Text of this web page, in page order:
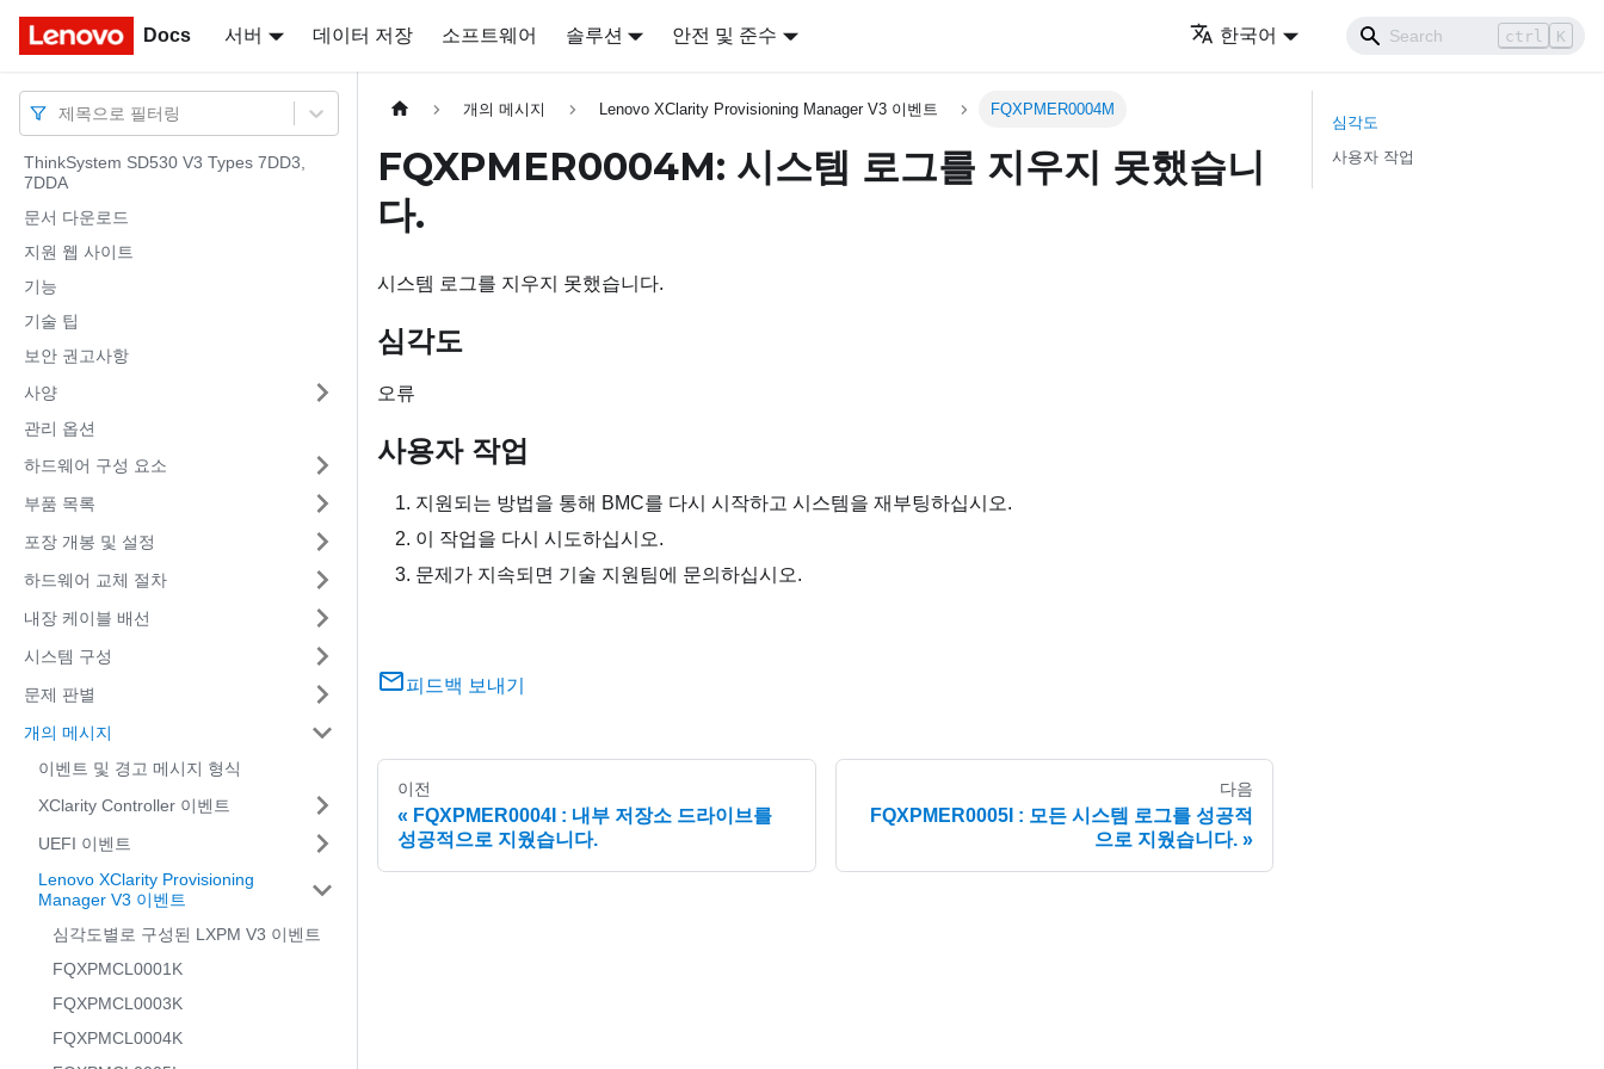
Docs 서버 데이터 저장 소프트웨어 솔루션 안전 및 준수 한국어 ctrl K
Docs
제목으로 필터링
ThinkSystem SD530 V3 Types 7DD3,
7DDA
문서 다운로드
지원 웹 사이트
기능
기술 팁
보안 권고사항
사양
관리 옵션
하드웨어 구성 요소
부품 목록
포장 개봉 및 설정
하드웨어 교체 절차
내장 케이블 배선
시스템 구성
문제 판별
개의 메시지
이벤트 및 경고 메시지 형식
XClarity Controller 이벤트
UEFI 이벤트
Lenovo XClarity Provisioning
Manager V3 이벤트
심각도별로 구성된 LXPM V3 이벤트
FQXPMCL0001K
FQXPMCL0003K
FQXPMCL0004K
개의 메시지 Lenovo XClarity Provisioning Manager V3 이벤트 FQXPMER0004M
FQXPMER0004M: 시스템 로그를 지우지 못했습니
다.
시스템 로그를 지우지 못했습니다.
심각도
오류
사용자 작업
지원되는 방법을 통해 BMC를 다시 시작하고 시스템을 재부팅하십시오.
이 작업을 다시 시도하십시오.
문제가 지속되면 기술 지원팀에 문의하십시오.
피드백 보내기
이전
FQXPMER0004I : 내부 저장소 드라이브를
성공적으로 지웠습니다.
다음
FQXPMER0005I : 모든 시스템 로그를 성공적
으로 지웠습니다.
심각도
사용자 작업